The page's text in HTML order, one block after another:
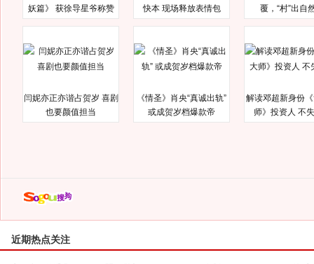
妖篇》 获徐导星爷称赞
快本 现场释放表情包
覆，“村”出自
闫妮亦正亦谐占贺岁 喜剧
也要颜值担当
《情圣》肖央“真诚出轨”
或成贺岁档爆款帝
解读邓超新身份
师》投资人 不
近期热点关注